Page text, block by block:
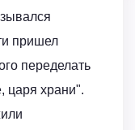
пришел
переделать
царя храни".